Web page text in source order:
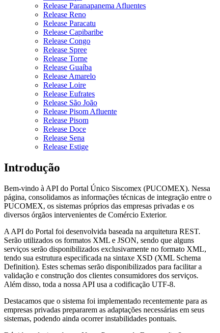
Release Paranapanema Afluentes
Release Reno
Release Paracatu
Release Capibaribe
Release Congo
Release Spree
Release Torne
Release Guaíba
Release Amarelo
Release Loire
Release Eufrates
Release São João
Release Pisom Afluente
Release Pisom
Release Doce
Release Sena
Release Estige
Introdução
Bem-vindo à API do Portal Único Siscomex (PUCOMEX). Nessa
página, consolidamos as informações técnicas de integração entre o
PUCOMEX, os sistemas próprios das empresas privadas e os
diversos órgãos intervenientes de Comércio Exterior.
A API do Portal foi desenvolvida baseada na arquitetura REST.
Serão utilizados os formatos XML e JSON, sendo que alguns
serviços serão disponibilizados exclusivamente no formato XML,
tendo sua estrutura especificada na sintaxe XSD (XML Schema
Definition). Estes schemas serão disponibilizados para facilitar a
validação e construção dos clientes consumidores dos serviços.
Além disso, toda a nossa API usa a codificação UTF-8.
Destacamos que o sistema foi implementado recentemente para as
empresas privadas prepararem as adaptações necessárias em seus
sistemas, podendo ainda ocorrer instabilidades pontuais.